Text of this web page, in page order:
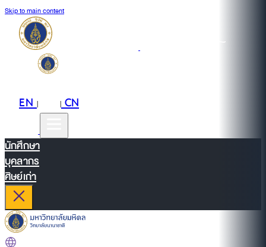
Skip to main content
EN| |CN
นักศึกษา
บุคลากร
ศิษย์เก่า